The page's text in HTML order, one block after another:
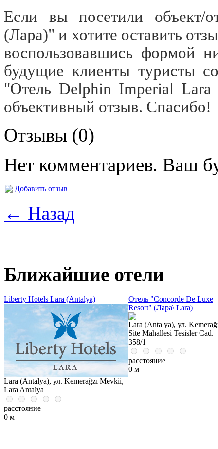
Если вы посетили объект/
(Лара)" и хотите оставить
воспользовавшись формой
будущие клиенты туристы
"Отель Delphin Imperial Lara
объективный отзыв. Спасибо!
Отзывы (0)
Нет комментариев. Ваш
Добавить отзыв
← Назад
Ближайшие отели
Liberty Hotels Lara (Antalya)
Lara (Antalya), ул. Kemerağzı Mevkii,
Lara Antalya
расстояние
0 м
Отель "Concorde De Luxe
Resort" (Лара\ Lara)
Lara (Antalya), ул.
Site Mahallesi Tesisler Cad.
358/1
расстояние
0 м